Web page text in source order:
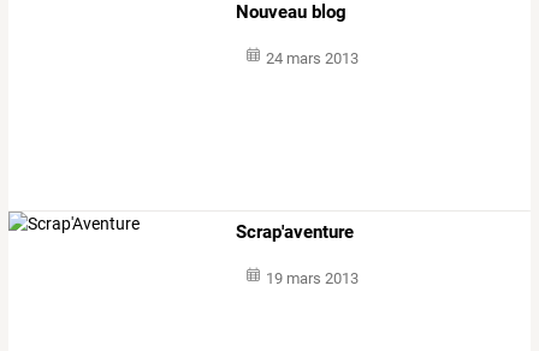
Nouveau blog
24 mars 2013
Scrap'aventure
19 mars 2013